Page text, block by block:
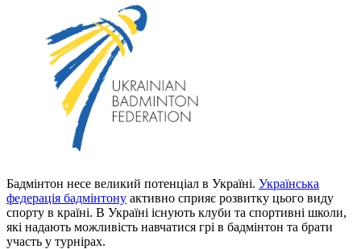
Бадмінтон несе великий потенціал в Україні. Українська
федерація бадмінтону активно сприяє розвитку цього виду
спорту в країні. В Україні існують клуби та спортивні школи,
які надають можливість навчатися грі в бадмінтон та брати
участь у турнірах.